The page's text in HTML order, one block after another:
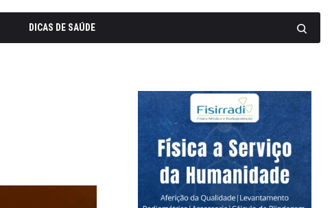
DICAS DE SAÚDE